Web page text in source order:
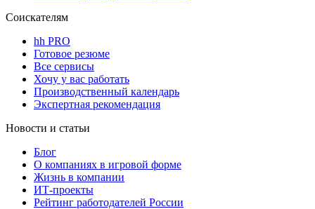
Соискателям
hh PRO
Готовое резюме
Все сервисы
Хочу у вас работать
Производственный календарь
Экспертная рекомендация
Новости и статьи
Блог
О компаниях в игровой форме
Жизнь в компании
ИТ-проекты
Рейтинг работодателей России